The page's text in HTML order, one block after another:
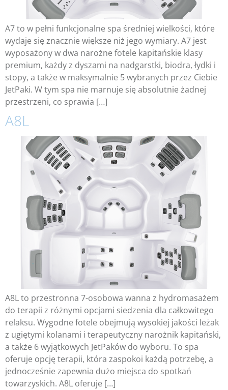
A7 to w pełni funkcjonalne spa średniej wielkości, które
wydaje się znacznie większe niż jego wymiary. A7 jest
wyposażony w dwa narożne fotele kapitańskie klasy
premium, każdy z dyszami na nadgarstki, biodra, łydki i
stopy, a także w maksymalnie 5 wybranych przez Ciebie
JetPaki. W tym spa nie marnuje się absolutnie żadnej
przestrzeni, co sprawia […]
A8L
A8L to przestronna 7-osobowa wanna z hydromasażem
do terapii z różnymi opcjami siedzenia dla całkowitego
relaksu. Wygodne fotele obejmują wysokiej jakości leżak
z ugiętymi kolanami i terapeutyczny narożnik kapitański,
a także 6 wyjątkowych JetPaków do wyboru. To spa
oferuje opcję terapii, która zaspokoi każdą potrzebę, a
jednocześnie zapewnia dużo miejsca do spotkań
towarzyskich. A8L oferuje […]